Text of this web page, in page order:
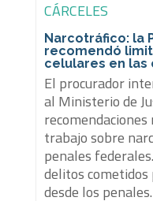
CÁRCELES
Narcotráfico: la
recomendó
celulares en
El procurador
al Ministerio de
trabajo sobre
penales
delitos cometidos
desde los penales.